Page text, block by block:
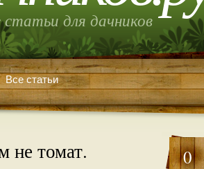
для дачников
Все статьи
не томат. 0